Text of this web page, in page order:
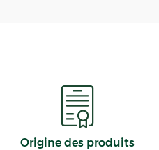
Origine des produits